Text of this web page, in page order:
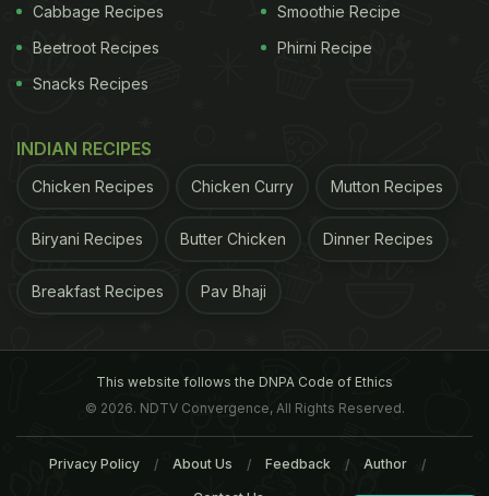
Cabbage Recipes
Beetroot Recipes
Snacks Recipes
Smoothie Recipe
Phirni Recipe
INDIAN RECIPES
Chicken Recipes Chicken Curry Mutton Recipes
Biryani Recipes Butter Chicken Dinner Recipes
Breakfast Recipes Pav Bhaji
This website follows the DNPA Code of Ethics
© 2026. NDTV Convergence, All Rights Reserved.
Privacy Policy About Us Feedback Author